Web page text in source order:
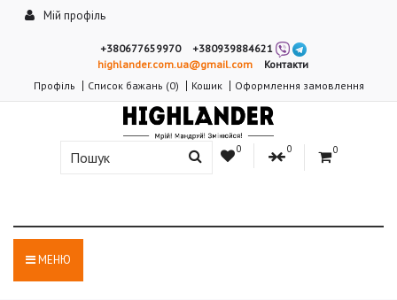
Мій профіль
+380677659970
+380939884621
highlander.com.ua@gmail.com
Контакти
Профіль
Список бажань (0) Кошик Оформлення замовлення
0 0 0
МЕНЮ